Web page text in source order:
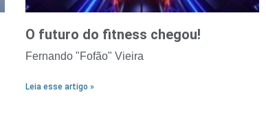
O futuro do fitness chegou!
Fernando "Fofão" Vieira
Leia esse artigo »